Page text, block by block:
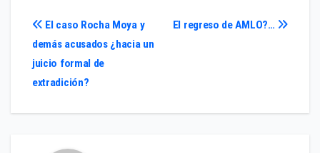
Navegación
de
entradas
El regreso de AMLO?…
El caso Rocha Moya y
demás acusados ¿hacia un
juicio formal de
extradición?